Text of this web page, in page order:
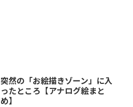
突然の「お絵描きゾーン」に入
ったところ【アナログ絵まと
め】